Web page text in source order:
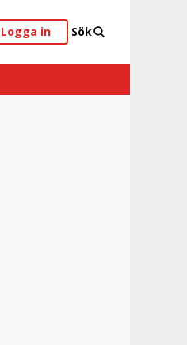
Logga in Sök